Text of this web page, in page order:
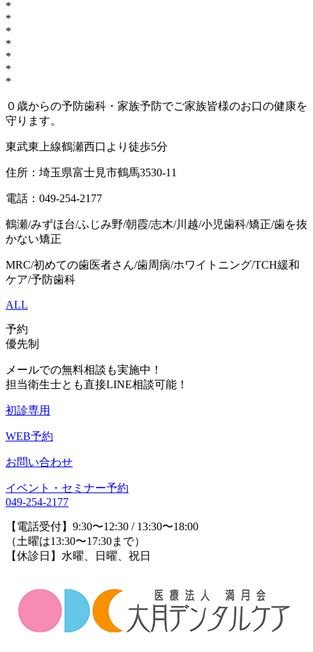
*
*
*
*
*
*
*
０歳からの予防歯科・家族予防でご家族皆様のお口の健康を
守ります。
東武東上線鶴瀬西口より徒歩5分
住所：埼玉県富士見市鶴馬3530-11
電話：049-254-2177
鶴瀬/みずほ台/ふじみ野/朝霞/志木/川越/小児歯科/矯正/歯を抜
かない矯正
MRC/初めての歯医者さん/歯周病/ホワイトニング/TCH緩和
ケア/予防歯科
ALL
予約
優先制
メールでの無料相談も実施中！
担当衛生士とも直接LINE相談可能！
初診専用
WEB予約
お問い合わせ
イベント・セミナー予約
049-254-2177
【電話受付】9:30〜12:30 / 13:30〜18:00
（土曜は13:30〜17:30まで）
【休診日】水曜、日曜、祝日